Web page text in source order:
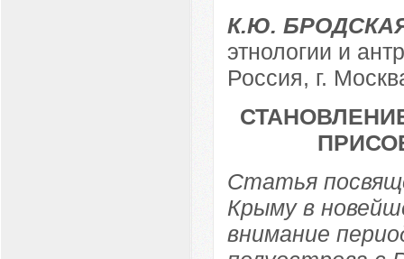
К.Ю.
этнологии и
Россия, г.
Статья
Крыму в
внимание